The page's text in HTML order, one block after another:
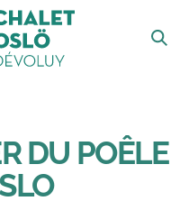
DU POÊLE